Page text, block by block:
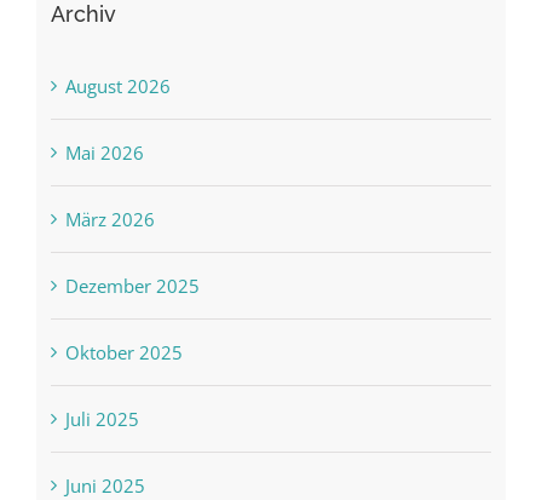
Archiv
August 2026
Mai 2026
März 2026
Dezember 2025
Oktober 2025
Juli 2025
Juni 2025